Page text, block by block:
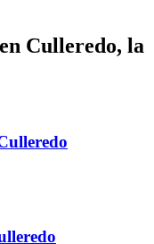
Culleredo, la